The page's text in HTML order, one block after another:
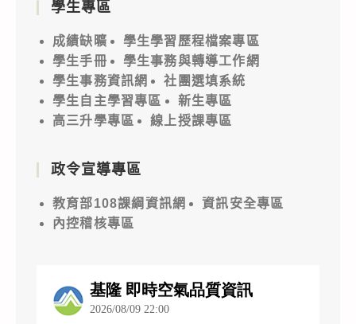
學生專區
成績缺曠
學生學習歷程檔案專區
學生手冊
學生事務與轉導工作網
學生事務資訊網
社團選填系統
學生自主學習專區
新生專區
高三升學專區
線上授課專區
政令宣導專區
教育部108課綱資訊網
資訊安全專區
內控稽核專區